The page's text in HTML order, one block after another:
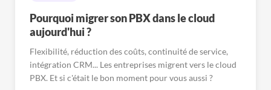
Pourquoi migrer son PBX dans le cloud
aujourd'hui ?
Flexibilité, réduction des coûts, continuité de service,
intégration CRM... Les entreprises migrent vers le cloud
PBX. Et si c'était le bon moment pour vous aussi ?